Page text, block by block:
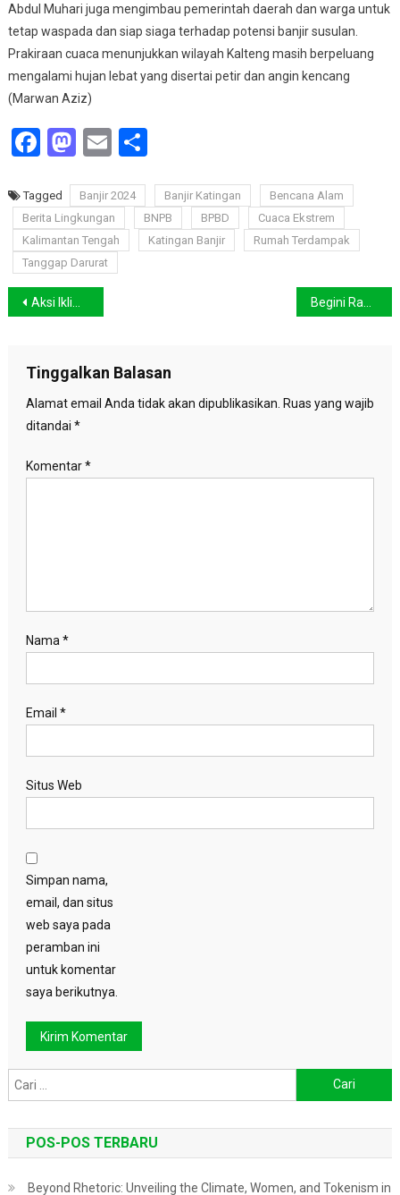
Abdul Muhari juga mengimbau pemerintah daerah dan warga untuk
tetap waspada dan siap siaga terhadap potensi banjir susulan.
Prakiraan cuaca menunjukkan wilayah Kalteng masih berpeluang
mengalami hujan lebat yang disertai petir dan angin kencang
(Marwan Aziz)
Facebook
Mastodon
EmailShare
Tagged Banjir 2024 Banjir Katingan
Bencana Alam
Berita Lingkungan
BNPB BPBD
Cuaca Ekstrem
Kalimantan Tengah
Katingan Banjir
Rumah Terdampak
Tanggap Darurat
Navigasi
Aksi Iklim Global, Solusi Menuju Masa Depan yang Berkelanjutan
Tinggalkan Balasan
Alamat email Anda tidak akan dipublikasikan. Ruas yang wajib
ditandai *
Komentar*
Nama *
Email *
Situs Web
Simpan nama,
email, dan situs
web saya pada
peramban ini
untuk komentar
saya berikutnya.
untuk:
POS-POS TERBARU
Beyond Rhetoric: Unveiling the Climate, Women, and Tokenism in